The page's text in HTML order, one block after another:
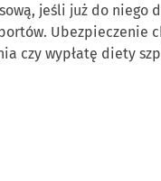
jeśli już do niego
Ubezpieczenie
czy wypłatę diety